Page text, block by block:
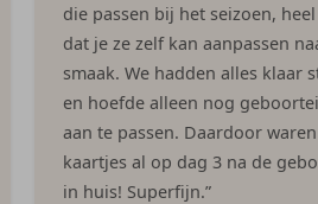
die passen bij het seizoen,
dat je ze zelf kan aanpassen
smaak. We hadden alles klaar
en hoefde alleen nog
aan te passen. Daardoor
kaartjes al op dag 3 na de
in huis! Superfijn.”